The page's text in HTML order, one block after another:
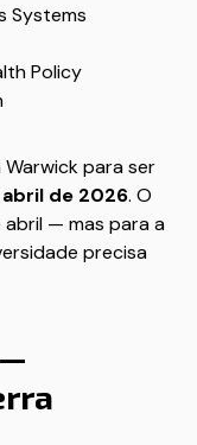
Systems
Policy
para ser
abril de 2026. O
abril — mas para a
precisa